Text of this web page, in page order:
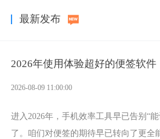
最新发布
2026年使用体验超好的便签软
2026-08-09 11:00:00
进入2026年，手机效率工具早已告别“
了。咱们对便签的期待早已转向了更全